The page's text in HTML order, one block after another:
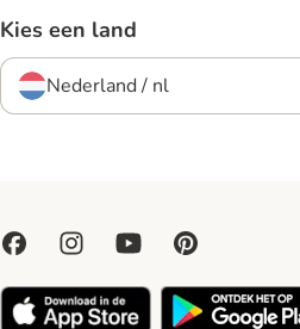
Kies een land
Nederland / nl